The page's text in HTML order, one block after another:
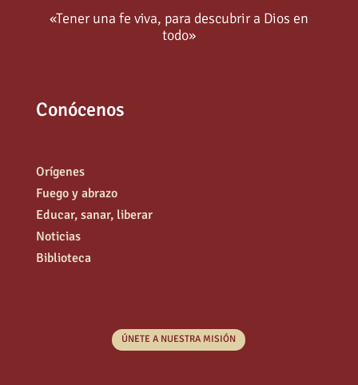
«Tener una fe viva, para descubrir a Dios en
todo»
Conócenos
Orígenes
Fuego y abrazo
Educar, sanar, liberar
Noticias
Biblioteca
ÚNETE A NUESTRA MISIÓN